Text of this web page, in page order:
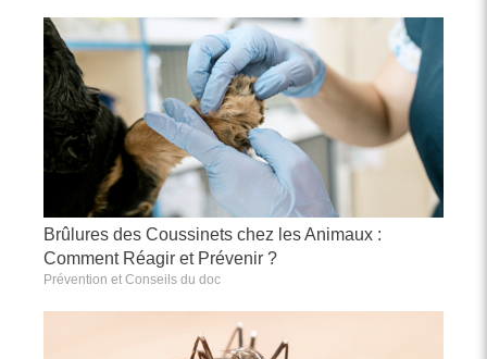
Brûlures des Coussinets chez les Animaux :
Comment Réagir et Prévenir ?
Prévention et Conseils du doc